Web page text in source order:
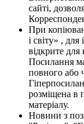
сайті,
При
і світу» ,
відкрите
Посилання
повного або
розміщена в
матеріалу.
Новини з